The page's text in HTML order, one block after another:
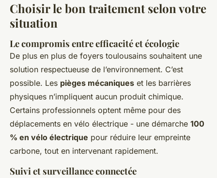
Choisir le bon traitement selon votre
situation
Le compromis entre efficacité et écologie
De plus en plus de foyers toulousains souhaitent une
solution respectueuse de l’environnement. C’est
possible. Les pièges mécaniques et les barrières
physiques n’impliquent aucun produit chimique.
Certains professionnels optent même pour des
déplacements en vélo électrique - une démarche 100
% en vélo électrique pour réduire leur empreinte
carbone, tout en intervenant rapidement.
Suivi et surveillance connectée